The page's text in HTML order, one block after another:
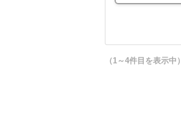
（1～4件目を表示中）